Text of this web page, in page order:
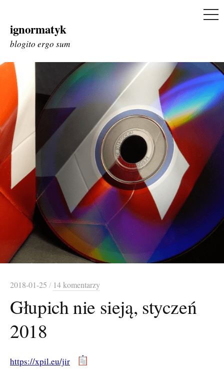
Skip
to
ignormatyk
blogito ergo sum
2018-01-25 / 14 komentarzy
Głupich nie sieją, styczeń
2018
https://xpil.eu/jir